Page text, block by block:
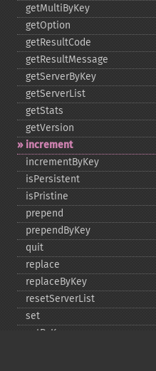
getMultiByKey
getOption
getResultCode
getResultMessage
getServerByKey
getServerList
getStats
getVersion
increment
incrementByKey
isPersistent
isPristine
prepend
prependByKey
quit
replace
replaceByKey
resetServerList
set
setByKey